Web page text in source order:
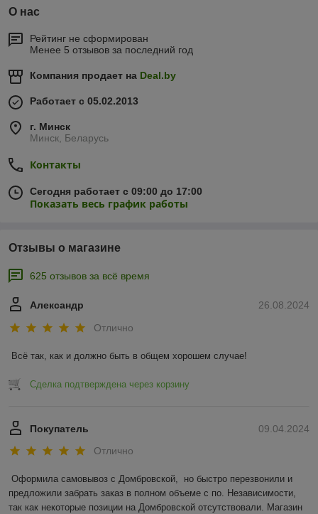
О нас
Рейтинг не сформирован
Менее 5 отзывов за последний год
Компания продает на Deal.by
Работает с 05.02.2013
г. Минск
Минск, Беларусь
Контакты
Сегодня работает с 09:00 до 17:00
Показать весь график работы
Отзывы о магазине
625 отзывов за всё время
26.08.2024
Александр
Отлично
Всё так, как и должно быть в общем хорошем случае!
Сделка подтверждена через корзину
09.04.2024
Покупатель
Отлично
Оформила самовывоз с Домбровской,  но быстро перезвонили и
предложили забрать заказ в полном объеме с по. Независимости,
так как некоторые позиции на Домбровской отсутствовали. Магазин